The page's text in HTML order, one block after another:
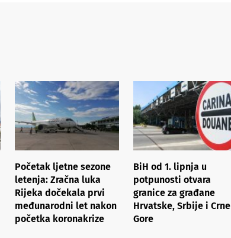
Početak ljetne sezone
letenja: Zračna luka
Rijeka dočekala prvi
međunarodni let nakon
početka koronakrize
BiH od 1. lipnja u
potpunosti otvara
granice za građane
Hrvatske, Srbije i Crne
Gore